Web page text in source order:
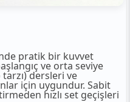
pratik bir kuvvet
ve orta seviye
dersleri ve
için uygundur. Sabit
hızlı set geçişleri